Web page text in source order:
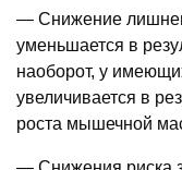
— Снижение
уменьшается в
наоборот, у
увеличивается в
роста мышечной